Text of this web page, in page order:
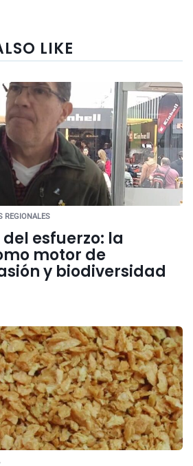
LIKE
REGIONALES
esfuerzo: la
motor de
y biodiversidad